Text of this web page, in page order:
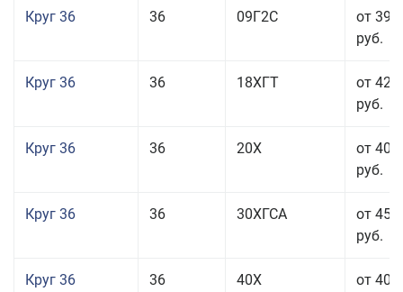
Круг 36 36 09Г2С
от 39
руб.
Круг 36 36 18ХГТ
от 42
руб.
Круг 36 36 20Х
от 40
руб.
Круг 36 36 30ХГСА
от 45
руб.
Круг 36 36 40Х
от 40